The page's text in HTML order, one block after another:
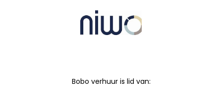
Bobo verhuur is lid van: